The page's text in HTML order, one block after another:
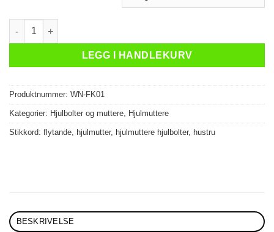
Hjulmutter med flytende konus antall
LEGG I HANDLEKURV
Produktnummer: WN-FK01
Kategorier: Hjulbolter og muttere, Hjulmuttere
Stikkord: flytande, hjulmutter, hjulmuttere hjulbolter, hustru
BESKRIVELSE